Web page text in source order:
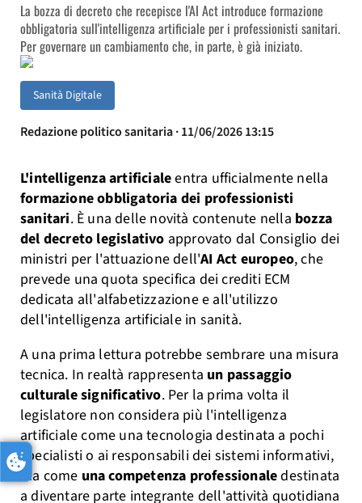
La bozza di decreto che recepisce l'AI Act introduce formazione
obbligatoria sull'intelligenza artificiale per i professionisti sanitari.
Per governare un cambiamento che, in parte, è già iniziato.
Sanità Digitale
Redazione politico sanitaria · 11/06/2026 13:15
L'intelligenza artificialeentra ufficialmente nella
formazione obbligatoria dei professionisti
sanitari. È una delle novità contenute nella bozza
del decreto legislativo approvato dal Consiglio dei
ministri per l'attuazione dell'AI Act europeo, che
prevede una quota specifica dei crediti ECM
dedicata all'alfabetizzazione e all'utilizzo
dell'intelligenza artificiale in sanità.
A una prima lettura potrebbe sembrare una misura
tecnica. In realtà rappresenta un passaggio
culturale significativo. Per la prima volta il
legislatore non considera più l'intelligenza
artificiale come una tecnologia destinata a pochi
specialisti o ai responsabili dei sistemi informativi,
ma come una competenza professionaledestinata
a diventare parte integrante dell'attività quotidiana